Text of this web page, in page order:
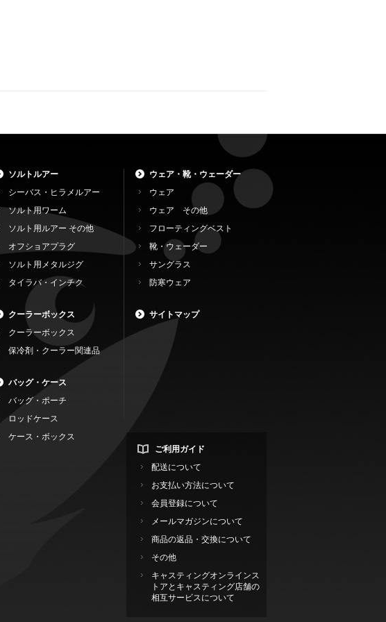
ソルトルアー
シーバス・ヒラメルアー
ソルト用ワーム
ソルト用ルアー その他
オフショアプラグ
ソルト用メタルジグ
タイラバ・インチク
クーラーボックス
クーラーボックス
保冷剤・クーラー関連品
バッグ・ケース
バッグ・ポーチ
ロッドケース
ケース・ボックス
ウェア・靴・ウェーダー
ウェア
ウェア その他
フローティングベスト
靴・ウェーダー
サングラス
防寒ウェア
サイトマップ
ご利用ガイド
配送について
お支払い方法について
会員登録について
メールマガジンについて
商品の返品・交換について
その他
キャスティングオンラインス
トアとキャスティング店舗の
相互サービスについて